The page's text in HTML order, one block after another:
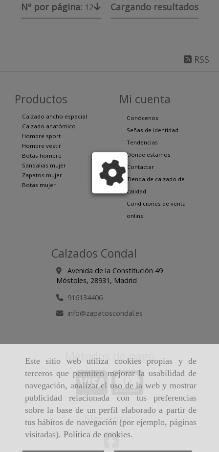
Este sitio web utiliza cookies propias y de
terceros que permiten mejorar la usabilidad de
navegación, analizar el uso de la web y mostrar
publicidad relacionada con tus preferencias
sobre la base de un perfil elaborado a partir de
tus hábitos de navegación (por ejemplo, páginas
visitadas). Política de cookies.
Nº por página: 12 Cargando resultados
RSS
Productos
Calzado ancho especial
Calzado anatómico
Hombre sport
Hombre vestir
Botas hombre
Sandalias mujer
Zapatos mujer
Botas mujer
Mi cuenta
Conócenos
Señas de identidad
Tendencias
Dónde estamos
Contactar
Tienda de calzado de
calidad
Condiciones de venta
online
Calzados Condal
Avenida de la Constitución 49
Móstoles, 28931, Madrid
916134406
info
zapatoscondal.es
Métodos de pago
Síguenos: